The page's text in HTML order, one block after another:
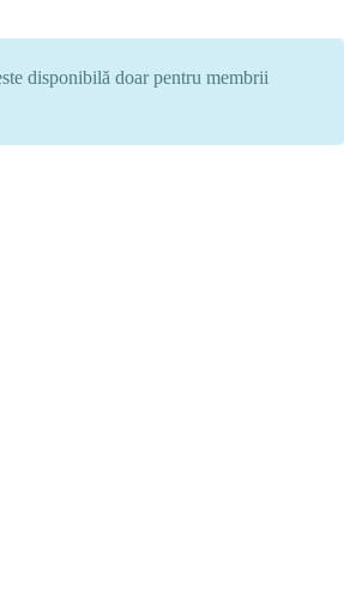
disponibilă doar pentru membrii